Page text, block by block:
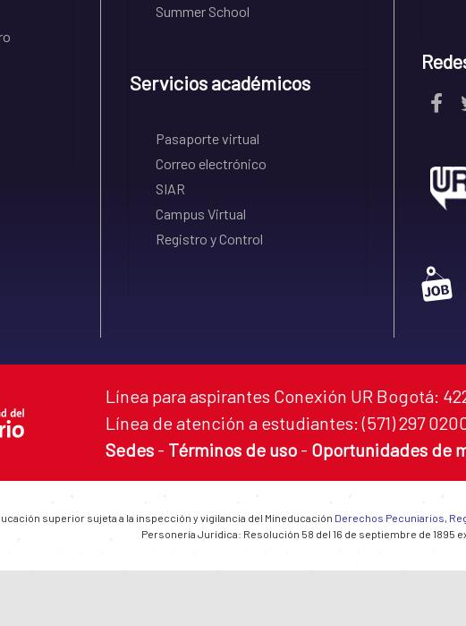
Summer School
Servicios académicos
Pasaporte virtual
Correo electrónico
SIAR
Campus Virtual
Registro y Control
Línea para aspirantes Conexión UR Bogotá:
Línea de atención a estudiantes: (571) 297
Sedes - Términos de uso - Oportunidades de
superior sujeta a la inspección y vigilancia del Mineducación Derechos Pecuniarios,
Personería Jurídica: Resolución 58 del 16 de septiembre de 1895